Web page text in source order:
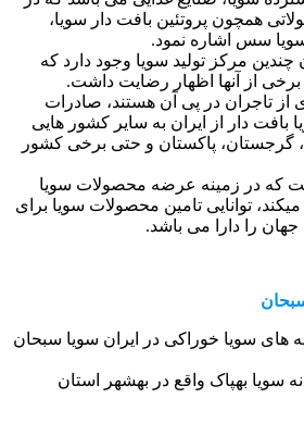
همچون پروتئین بافت دار سویا،
سس اشاره نمود.
چندین مرکز تولید سویا وجود دارد که
از آنها اظهار رضایت داشت.
از تاجران در پی آن هستند، صادرات
بافت دار از ایران به سایر کشور هایی
گرجستان، پاکستان و حتی برخی کشور
که در زمینه عرضه محصولات سویا
توانایی تامین محصولات سویا برای
را دارا می باشد.
های سویا خوراکی در ایران سویا سبحان
سویا بهپاک واقع در بهشهر استان